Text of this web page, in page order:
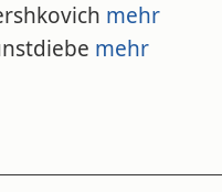
mehr
mehr